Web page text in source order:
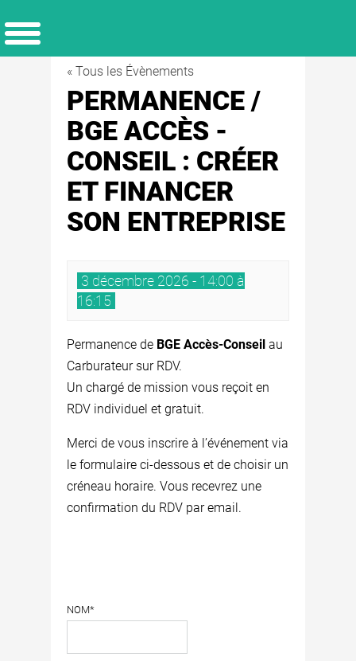
« Tous les Évènements
PERMANENCE /
BGE ACCÈS -
CONSEIL : CRÉER
ET FINANCER
SON ENTREPRISE
3 décembre 2026 - 14:00 à
16:15
Permanence de BGE Accès-Conseil au
Carburateur sur RDV.
Un chargé de mission vous reçoit en
RDV individuel et gratuit.
Merci de vous inscrire à l’événement via
le formulaire ci-dessous et de choisir un
créneau horaire. Vous recevrez une
confirmation du RDV par email.
NOM*